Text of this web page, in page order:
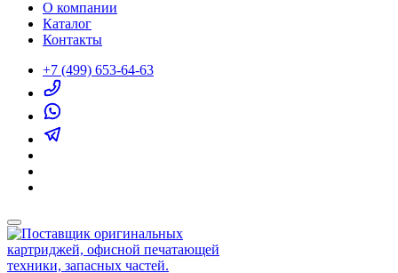
О компании
Каталог
Контакты
+7 (499) 653-64-63